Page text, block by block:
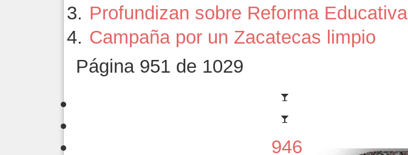
Profundizan sobre Reforma Educativa
Campaña por un Zacatecas limpio
Página 951 de 1029
946